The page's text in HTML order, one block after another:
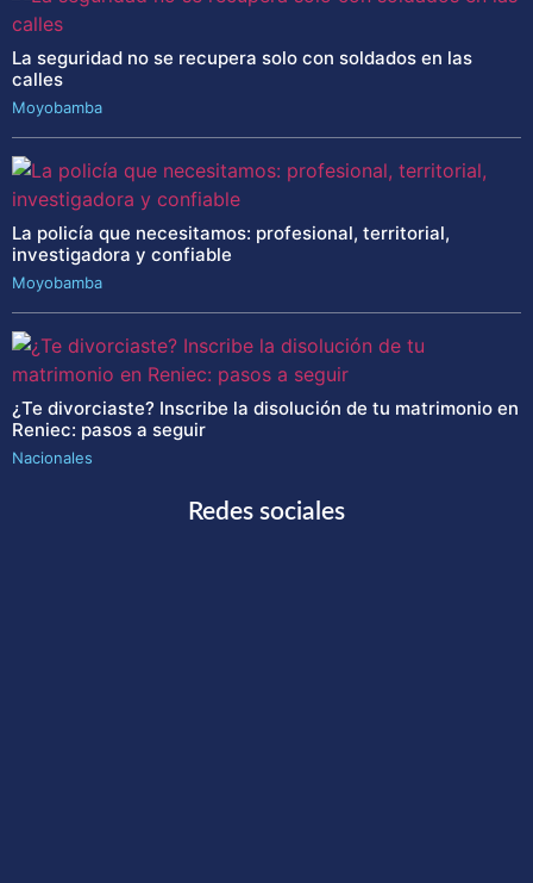
La seguridad no se recupera solo con soldados en las
calles
Moyobamba
La policía que necesitamos: profesional, territorial,
investigadora y confiable
Moyobamba
¿Te divorciaste? Inscribe la disolución de tu matrimonio en
Reniec: pasos a seguir
Nacionales
Redes sociales